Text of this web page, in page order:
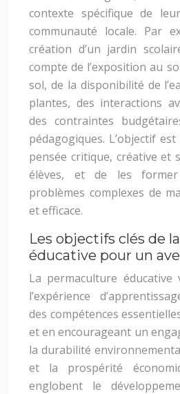
contexte spécifique de
communauté locale. Par
création d’un jardin
compte de l’exposition au
sol, de la disponibilité de
plantes, des interactions
des contraintes
pédagogiques. L’objectif
pensée critique, créative et
élèves, et de les
problèmes complexes de
et efficace.
Les objectifs clés de
éducative pour un
La permaculture
l’expérience
des compétences
et en encourageant un
la durabilité
et la prospérité
englobent le